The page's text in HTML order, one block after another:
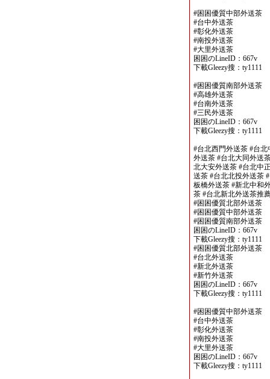
#困困優質中部外送茶
#台中外送茶
#彰化外送茶
#南投外送茶
#大里外送茶
困困のLineID：667v
下載Gleezy搜：ty1111
#困困優質南部外送茶
#高雄外送茶
#台南外送茶
#三民外送茶
困困のLineID：667v
下載Gleezy搜：ty1111
#台北西門外送茶 #台
外送茶 #台北大同外送
北大安外送茶 #台北中
送茶 #台北北投外送茶
板橋外送茶 #新北中和
茶 #台北新北外送茶推
#困困優質北部外送茶
#困困優質中部外送茶
#困困優質南部外送茶
困困のLineID：667v
下載Gleezy搜：ty1111
#困困優質北部外送茶
#台北外送茶
#新北外送茶
#新竹外送茶
困困のLineID：667v
下載Gleezy搜：ty1111
#困困優質中部外送茶
#台中外送茶
#彰化外送茶
#南投外送茶
#大里外送茶
困困のLineID：667v
下載Gleezy搜：ty1111